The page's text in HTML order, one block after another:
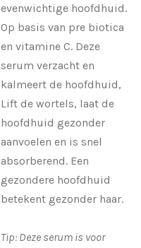
evenwichtige hoofdhuid.
Op basis van pre biotica
en vitamine C. Deze
serum verzacht en
kalmeert de hoofdhuid,
Lift de wortels, laat de
hoofdhuid gezonder
aanvoelen en is snel
absorberend. Een
gezondere hoofdhuid
betekent gezonder haar.
Tip: Deze serum is voor